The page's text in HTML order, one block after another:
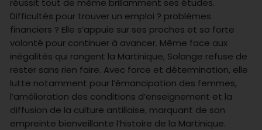
Difficultés pour trouver un emploi ? problèmes
financiers ? Elle s’appuie sur ses proches et sa forte
volonté pour continuer à avancer. Même face aux
inégalités qui rongent la Martinique, Solange refuse de
rester sans rien faire. Avec force et détermination, elle
lutte notamment pour l’émancipation des femmes,
l’amélioration des conditions d’enseignement et la
diffusion de la culture antillaise, marquant de son
empreinte bienveillante l’histoire de la Martinique.